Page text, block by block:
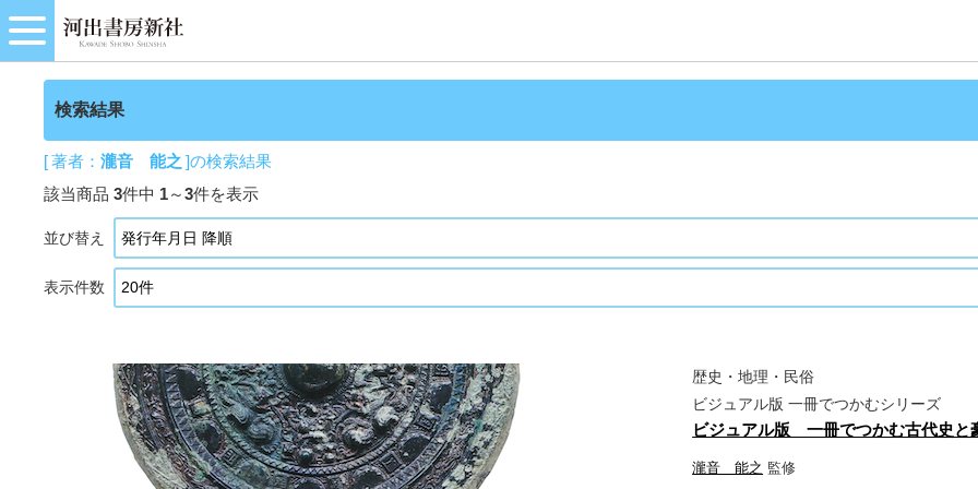
検索結果
[ 著者：瀧音 能之 ]の検索結果
該当商品3件中 1～3件を表示
並び替え
表示件数
歴史・地理・民俗
ビジュアル版 一冊でつかむシリーズ
ビジュアル版 一冊でつかむ古代史と
瀧音 能之 監修